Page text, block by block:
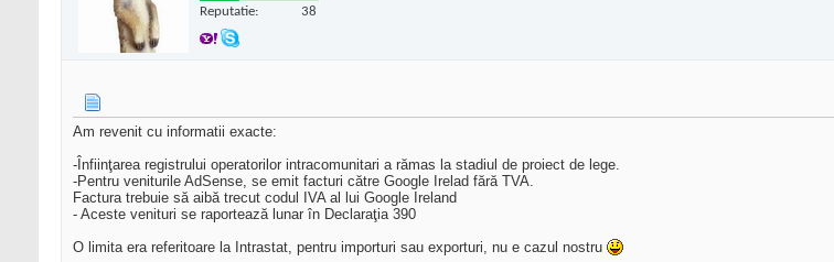
Reputatie: 38
Am revenit cu informatii exacte:
-Înfiinţarea registrului operatorilor intracomunitari a rămas la stadiul de proiect de lege.
-Pentru veniturile AdSense, se emit facturi către Google Irelad fără TVA.
Factura trebuie să aibă trecut codul IVA al lui Google Ireland
- Aceste venituri se raportează lunar în Declaraţia 390
O limita era referitoare la Intrastat, pentru importuri sau exporturi, nu e cazul nostru